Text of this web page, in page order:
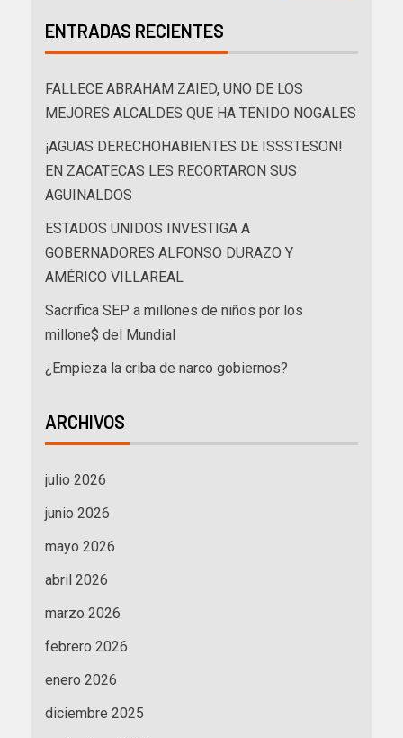
ENTRADAS RECIENTES
FALLECE ABRAHAM ZAIED, UNO DE LOS
MEJORES ALCALDES QUE HA TENIDO NOGALES
¡AGUAS DERECHOHABIENTES DE ISSSTESON!
EN ZACATECAS LES RECORTARON SUS
AGUINALDOS
ESTADOS UNIDOS INVESTIGA A
GOBERNADORES ALFONSO DURAZO Y
AMÉRICO VILLAREAL
Sacrifica SEP a millones de niños por los
millone$ del Mundial
¿Empieza la criba de narco gobiernos?
ARCHIVOS
julio 2026
junio 2026
mayo 2026
abril 2026
marzo 2026
febrero 2026
enero 2026
diciembre 2025